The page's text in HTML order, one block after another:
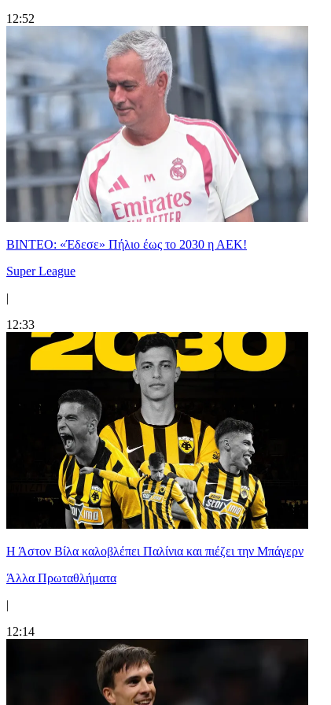
12:52
ΒΙΝΤΕΟ: «Έδεσε» Πήλιο έως το 2030 η ΑΕΚ!
Super League
|
12:33
Η Άστον Βίλα καλοβλέπει Παλίνια και πιέζει την Μπάγερν
Άλλα Πρωταθλήματα
|
12:14